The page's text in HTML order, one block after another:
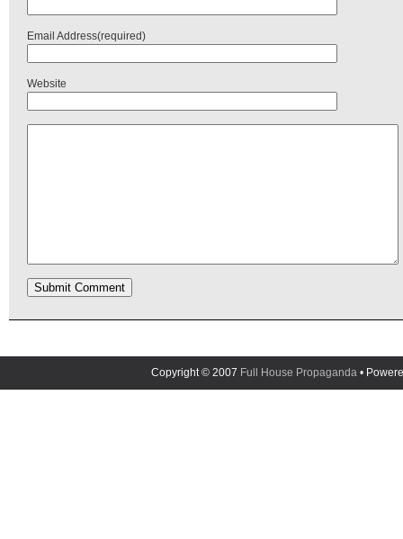
Email Address(required)
Website
Copyright © 2007 Full House Propaganda •